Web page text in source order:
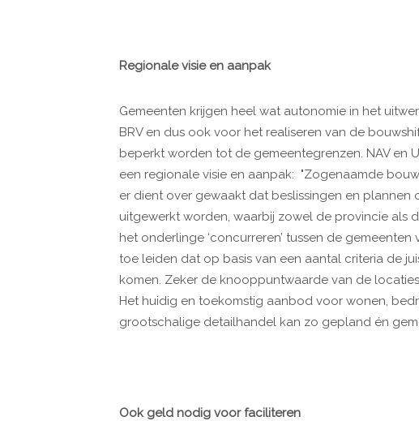
Regionale visie en aanpak
Gemeenten krijgen heel wat autonomie in het
BRV en dus ook voor het realiseren van de
beperkt worden tot de gemeentegrenzen. NAV en
een regionale visie en aanpak: "Zogenaamde
er dient over gewaakt dat beslissingen en plannen
uitgewerkt worden, waarbij zowel de provincie als
het onderlinge ‘concurreren’ tussen de
toe leiden dat op basis van een aantal criteria de
komen. Zeker de knooppuntwaarde van de
Het huidig en toekomstig aanbod voor wonen,
grootschalige detailhandel kan zo gepland én
Ook geld nodig voor faciliteren